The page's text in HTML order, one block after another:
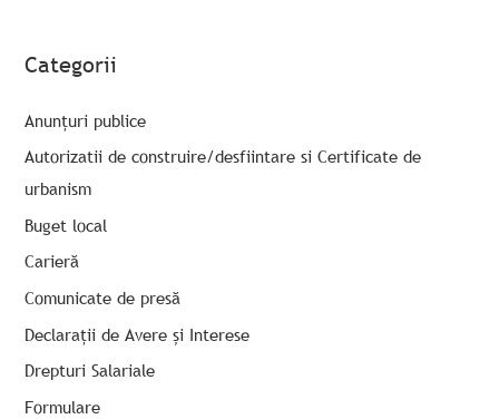
Categorii
Anunțuri publice
Autorizatii de construire/desfiintare si Certificate de
urbanism
Buget local
Carieră
Comunicate de presă
Declarații de Avere și Interese
Drepturi Salariale
Formulare